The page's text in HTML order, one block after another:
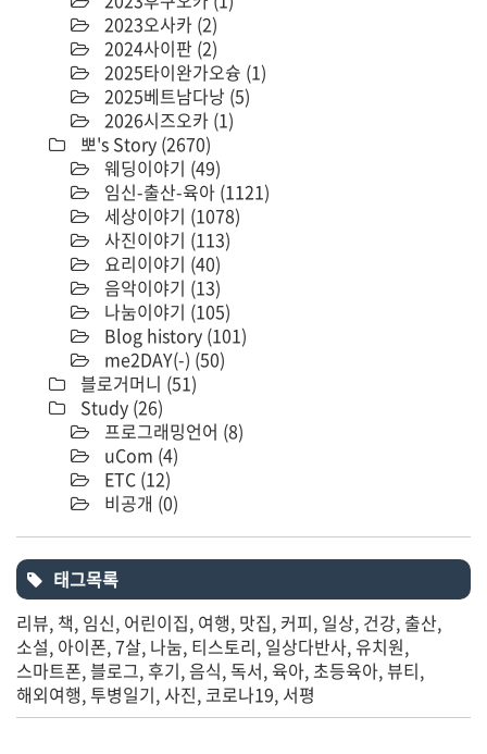
2023오사카 (2)
2024사이판 (2)
2025타이완가오슝 (1)
2025베트남다낭 (5)
2026시즈오카 (1)
뽀's Story (2670)
웨딩이야기 (49)
임신-출산-육아 (1121)
세상이야기 (1078)
사진이야기 (113)
요리이야기 (40)
음악이야기 (13)
나눔이야기 (105)
Blog history (101)
me2DAY(-) (50)
블로거머니 (51)
Study (26)
프로그래밍언어 (8)
uCom (4)
ETC (12)
비공개 (0)
태그목록
리뷰 책 임신 어린이집 여행 맛집 커피 일상 건강 출산
소설 아이폰 7살 나눔 티스토리 일상다반사 유치원
스마트폰 블로그 후기 음식 독서 육아 초등육아 뷰티
해외여행 투병일기 사진 코로나19 서평